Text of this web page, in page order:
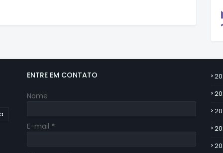
ENTRE EM CONTATO
Nome
E-mail *